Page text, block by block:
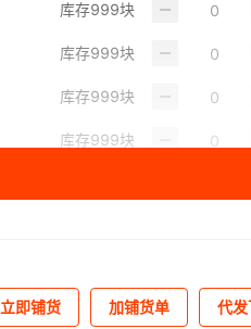
库存999块
库存999块
库存999块
库存999块
立即铺货 加铺货单 代